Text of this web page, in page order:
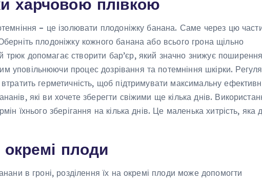
харчовою плівкою
– це ізолювати плодоніжку банана. Саме через цю
плодоніжку кожного банана або всього грона щільно
допомагає створити бар’єр, який значно знижує поширення
уповільнюючи процес дозрівання та потемніння шкірки.
герметичність, щоб підтримувати максимальну
які ви хочете зберегти свіжими ще кілька днів.
їхнього зберігання на кілька днів. Це маленька хитрість, яка
окремі плоди
в гроні, розділення їх на окремі плоди може допомогти